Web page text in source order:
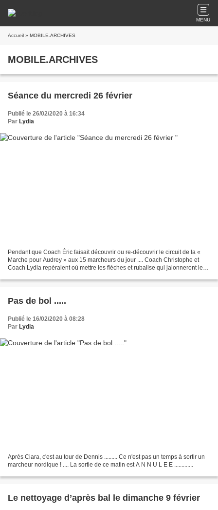
MENU
Accueil » MOBILE.ARCHIVES
MOBILE.ARCHIVES
Séance du mercredi 26 février
Publié le 26/02/2020 à 16:34
Par Lydia
Pendant que Coach Éric faisait découvrir ou re-découvrir le circuit de la «
Marche pour Audrey » aux 15 marcheurs du jour .... Coach Christophe et
Coach Lydia repéraient où mettre les flèches et rubalise qui jalonneront le
Pas de bol .....
Publié le 16/02/2020 à 08:28
Par Lydia
Après Ciara, c'est au tour de Dennis ......... Ce n'est pas un temps à sortir un
marcheur nordique ! .... La sortie de ce matin est A N N U L E E .............
Le nettoyage d’après bal le dimanche 9 février